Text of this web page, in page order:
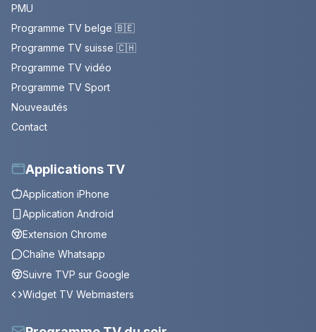
PMU
Programme TV belge 🇧🇪
Programme TV suisse 🇨🇭
Programme TV vidéo
Programme TV Sport
Nouveautés
Contact
Applications TV
Application iPhone
Application Android
Extension Chrome
Chaîne Whatsapp
Suivre TVP sur Google
Widget TV Webmasters